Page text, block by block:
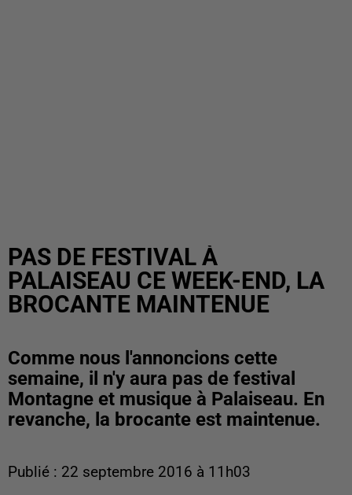
PAS DE FESTIVAL À
PALAISEAU CE WEEK-END, LA
BROCANTE MAINTENUE
Comme nous l'annoncions cette
semaine, il n'y aura pas de festival
Montagne et musique à Palaiseau. En
revanche, la brocante est maintenue.
Publié : 22 septembre 2016 à 11h03